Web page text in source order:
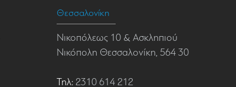
Θεσσαλονίκη
Νικοπόλεως 10 & Ασκληπιού
Νικόπολη Θεσσαλονίκη, 564 30
Τηλ: 2310 614 212